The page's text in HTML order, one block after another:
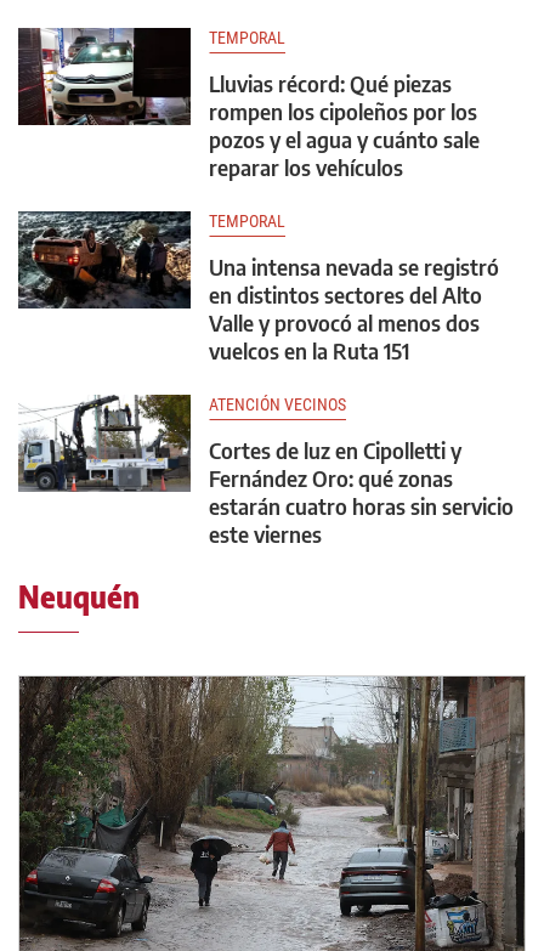
TEMPORAL
Lluvias récord: Qué piezas
rompen los cipoleños por los
pozos y el agua y cuánto sale
reparar los vehículos
TEMPORAL
Una intensa nevada se registró
en distintos sectores del Alto
Valle y provocó al menos dos
vuelcos en la Ruta 151
ATENCIÓN VECINOS
Cortes de luz en Cipolletti y
Fernández Oro: qué zonas
estarán cuatro horas sin servicio
este viernes
Neuquén